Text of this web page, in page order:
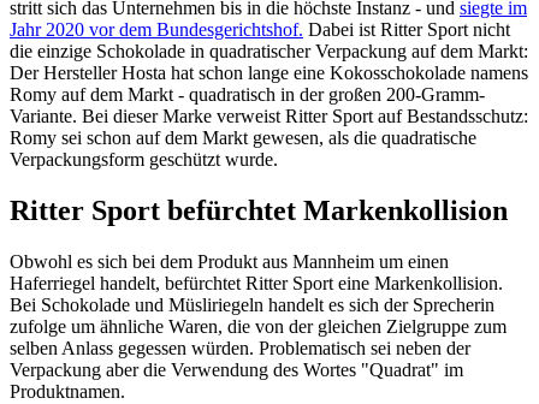
stritt sich das Unternehmen bis in die höchste Instanz - und siegte im
Jahr 2020 vor dem Bundesgerichtshof. Dabei ist Ritter Sport nicht
die einzige Schokolade in quadratischer Verpackung auf dem Markt:
Der Hersteller Hosta hat schon lange eine Kokosschokolade namens
Romy auf dem Markt - quadratisch in der großen 200-Gramm-
Variante. Bei dieser Marke verweist Ritter Sport auf Bestandsschutz:
Romy sei schon auf dem Markt gewesen, als die quadratische
Verpackungsform geschützt wurde.
Ritter Sport befürchtet Markenkollision
Obwohl es sich bei dem Produkt aus Mannheim um einen
Haferriegel handelt, befürchtet Ritter Sport eine Markenkollision.
Bei Schokolade und Müsliriegeln handelt es sich der Sprecherin
zufolge um ähnliche Waren, die von der gleichen Zielgruppe zum
selben Anlass gegessen würden. Problematisch sei neben der
Verpackung aber die Verwendung des Wortes "Quadrat" im
Produktnamen.